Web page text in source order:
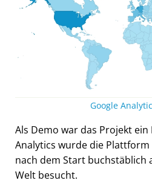
Google
Als Demo war das Projekt ein
Analytics wurde die Plattform
nach dem Start buchstäblich
Welt besucht.